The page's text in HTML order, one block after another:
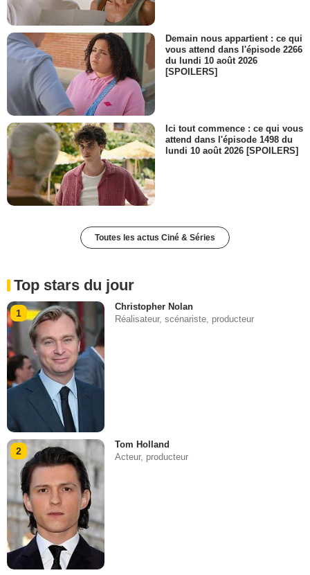
Demain nous appartient : ce qui
vous attend dans l'épisode 2266
du lundi 10 août 2026
[SPOILERS]
Ici tout commence : ce qui vous
attend dans l'épisode 1498 du
lundi 10 août 2026 [SPOILERS]
Toutes les actus Ciné & Séries
Top stars du jour
1
Christopher Nolan
Réalisateur, scénariste, producteur
2
Tom Holland
Acteur, producteur